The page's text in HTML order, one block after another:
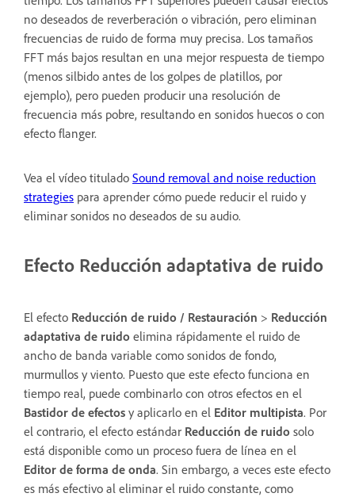
no deseados de reverberación o vibración, pero eliminan
frecuencias de ruido de forma muy precisa. Los tamaños
FFT más bajos resultan en una mejor respuesta de tiempo
(menos silbido antes de los golpes de platillos, por
ejemplo), pero pueden producir una resolución de
frecuencia más pobre, resultando en sonidos huecos o con
efecto flanger.
Vea el vídeo titulado Sound removal and noise reduction
strategies para aprender cómo puede reducir el ruido y
eliminar sonidos no deseados de su audio.
Efecto Reducción adaptativa de ruido
El efecto Reducción de ruido / Restauración > Reducción
adaptativa de ruido elimina rápidamente el ruido de
ancho de banda variable como sonidos de fondo,
murmullos y viento. Puesto que este efecto funciona en
tiempo real, puede combinarlo con otros efectos en el
Bastidor de efectos y aplicarlo en el Editor multipista. Por
el contrario, el efecto estándar Reducción de ruido solo
está disponible como un proceso fuera de línea en el
Editor de forma de onda. Sin embargo, a veces este efecto
es más efectivo al eliminar el ruido constante, como